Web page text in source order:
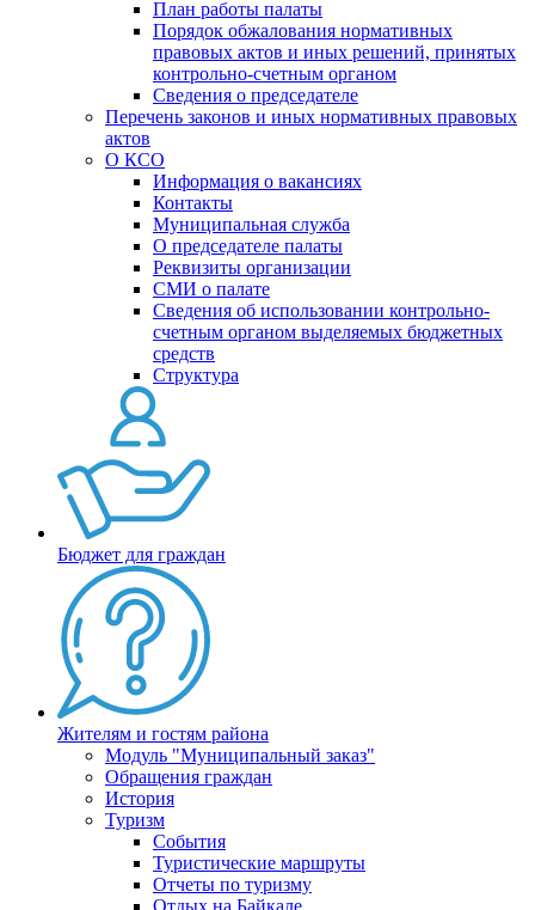
План работы палаты
Порядок обжалования нормативных
правовых актов и иных решений, принятых
контрольно-счетным органом
Сведения о председателе
Перечень законов и иных нормативных правовых
актов
О КСО
Информация о вакансиях
Контакты
Муниципальная служба
О председателе палаты
Реквизиты организации
СМИ о палате
Сведения об использовании контрольно-
счетным органом выделяемых бюджетных
средств
Структура
Бюджет для граждан
Жителям и гостям района
Модуль "Муниципальный заказ"
Обращения граждан
История
Туризм
События
Туристические маршруты
Отчеты по туризму
Отдых на Байкале